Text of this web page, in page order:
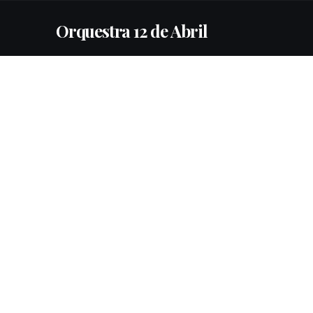
Orquestra 12 de Abril